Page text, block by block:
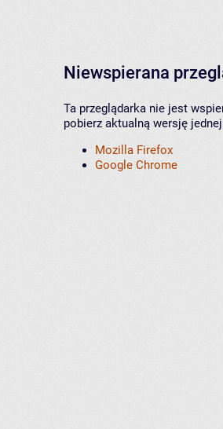
Niewspierana
Ta przeglądarka nie jest
pobierz aktualną wersję
Mozilla Firefox
Google Chrome